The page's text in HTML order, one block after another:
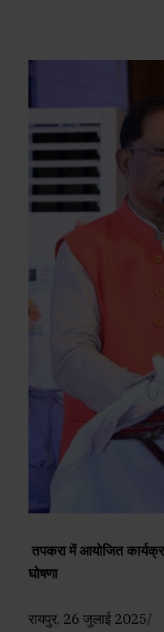
तपकरा में आयोजित
घोषणा
रायपुर, 26 जुलाई 2025/